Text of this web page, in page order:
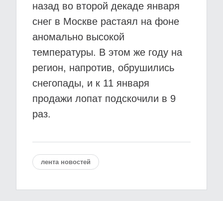
назад во второй декаде января
снег в Москве растаял на фоне
аномально высокой
температуры. В этом же году на
регион, напротив, обрушились
снегопады, и к 11 января
продажи лопат подскочили в 9
раз.
лента новостей